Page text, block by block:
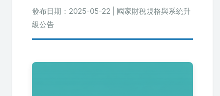
發布日期： 2025-05-22 | 國家財稅規格與系統升
級公告